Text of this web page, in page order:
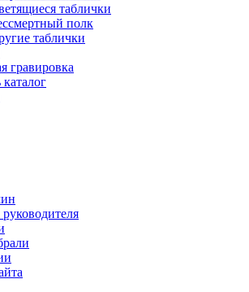
таблички
полк
таблички
гравировка
каталог